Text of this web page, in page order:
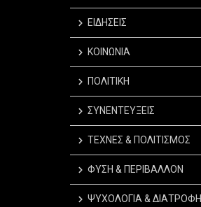
ΕΙΔΗΣΕΙΣ
ΚΟΙΝΩΝΙΑ
ΠΟΛΙΤΙΚΗ
ΣΥΝΕΝΤΕΥΞΕΙΣ
ΤΕΧΝΕΣ & ΠΟΛΙΤΙΣΜΟΣ
ΦΥΣΗ & ΠΕΡΙΒΑΛΛΟΝ
ΨΥΧΟΛΟΓΙΑ & ΔΙΑΤΡΟΦΗ